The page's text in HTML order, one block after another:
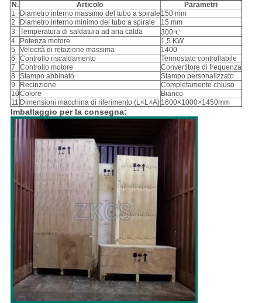
N. Articolo
Parametri
1
Diametro interno massimo del tubo a spirale 150 mm
2
Diametro interno minimo del tubo a spirale
15 mm
3
Temperatura di saldatura ad aria calda
300℃
4
Potenza motore
1,5 KW
5
Velocità di rotazione massima
1400
6
Controllo riscaldamento
Termostato controllabile
7
Controllo motore
Convertitore di frequenza
8
Stampo abbinato
Stampo personalizzato
9
Recinzione
Completamente chiuso
10Colore
Bianco
11 Dimensioni macchina di riferimento (L×L×A) 1600×1000×1450mm
Imballaggio per la consegna: